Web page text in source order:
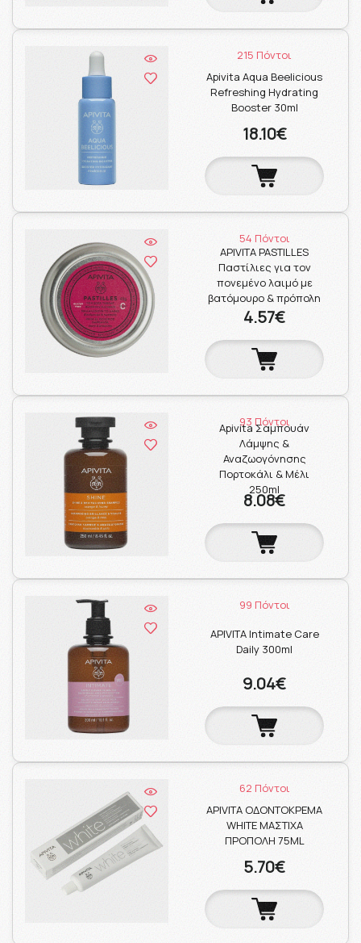
215 Πόντοι
Apivita Aqua Beelicious
Refreshing Hydrating
Booster 30ml
18.10€
54 Πόντοι
APIVITA PASTILLES
Παστίλιες για τον
πονεμένο λαιμό με
βατόμουρο & πρόπολη
4.57€
93 Πόντοι
Apivita Σαμπουάν
Λάμψης &
Αναζωογόνησης
Πορτοκάλι & Μέλι
250ml
8.08€
99 Πόντοι
APIVITA Intimate Care
Daily 300ml
9.04€
62 Πόντοι
APIVITA ΟΔΟΝΤΟΚΡΕΜΑ
WHITE ΜΑΣΤΙΧΑ
ΠΡΟΠΟΛΗ 75ML
5.70€